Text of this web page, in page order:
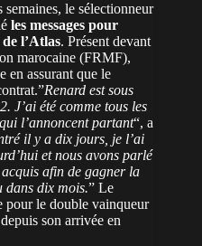
semaines, le sélectionneur
les messages pour
l’Atlas. Présent devant
marocaine (FRMF),
en assurant que le
Renard est sous
J’ai été comme tous les
l’annoncent partant“, a
il y a dix jours, je l’ai
et nous avons parlé
afin de gagner la
dans dix mois.” Le
pour le double vainqueur
son arrivée en